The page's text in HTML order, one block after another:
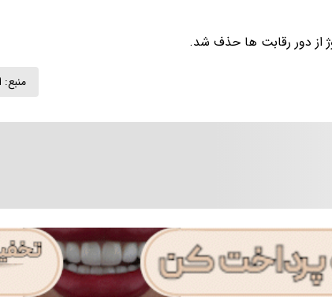
از دور رقابت ها حذف شد.
منبع: